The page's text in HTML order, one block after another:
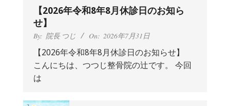
【2026年令和8年8月休診日のお知ら
せ】
By: 院長 つじ On: 2026年7月31日
【2026年令和8年8月休診日のお知らせ】
こんにちは、つつじ整骨院の辻です。 今回
は
抱っこひもで肩と背中がガチガチなん
By: